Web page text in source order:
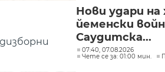
Нови удари
йеменски
Саудитска...
07:40, 07.08.2026
Чете се за: 01:00 мин.